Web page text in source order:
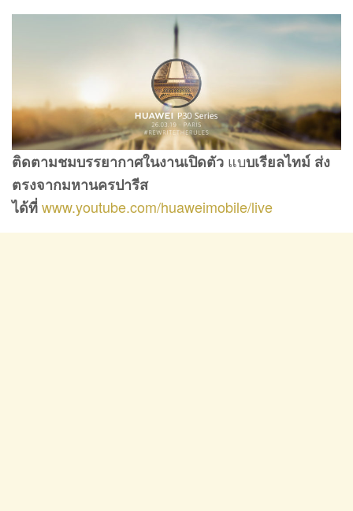
ติดตามชมบรรยากาศในงานเปิดตัว แบบเรียลไทม์ ส่ง
ตรงจากมหานครปารีส
ได้ที่www.youtube.com/huaweimobile/live